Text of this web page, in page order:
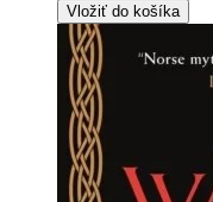
Vložiť do košíka